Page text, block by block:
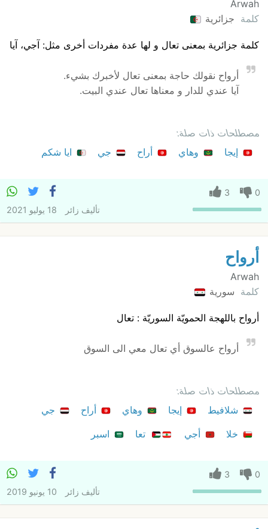
Arwah
كلمة جزائرية
كلمة جزائرية بمعنى تعال و لها عدة مفردات أخرى مثل: آجي، آيا
أرواح نقولك حاجة بمعنى تعال لأخبرك بشيء.
آيا عندي للدار و معناها تعال عندي البيت.
مصطلحات ذات صلة:
إيجا
وهاي أراح جي ايا شكم
0
3
تأليف زائر 18 يوليو 2021
أرواح
Arwah
كلمة سورية
أرواح باللهجة الحمويّة السوريّة : تعال
أرواح عالسوق أي تعال معي الى السوق
مصطلحات ذات صلة:
شلافيط
إيجا وهاي أراح
جي
خلا
أجي تعا اسبر
0
3
تأليف زائر 10 يونيو 2019